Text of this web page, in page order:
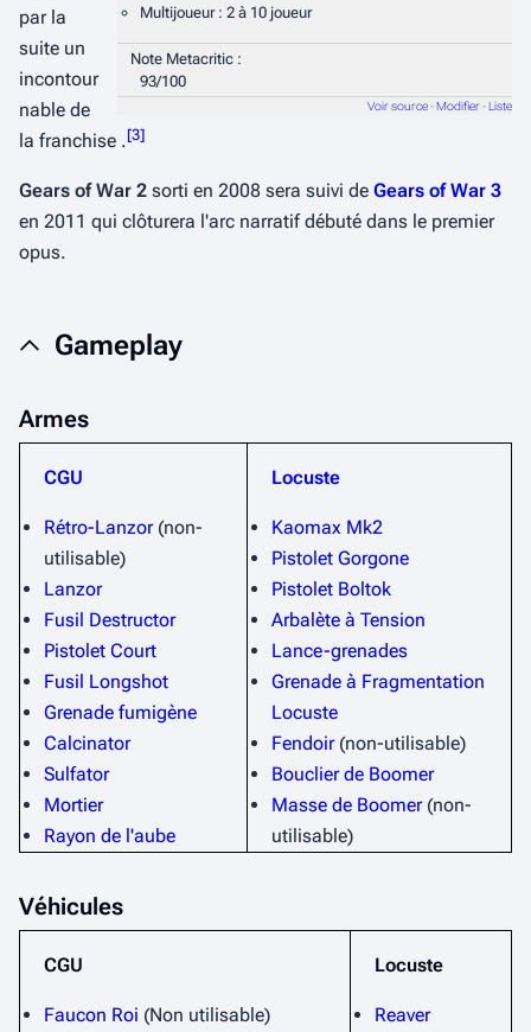
Multijoueur : 2 à 10 joueur
Note Metacritic :
93/100
Voir source-Modifier-Liste
par la
suite un
incontour
nable de
la franchise .[3]
Gears of War 2 sorti en 2008 sera suivi de Gears of War 3
en 2011 qui clôturera l'arc narratif débuté dans le premier
opus.
Gameplay
Armes
CGU
Rétro-Lanzor(non-
utilisable)
Lanzor
Fusil Destructor
Pistolet Court
Fusil Longshot
Grenade fumigène
Calcinator
Sulfator
Mortier
Rayon de l'aube
Locuste
Kaomax Mk2
Pistolet Gorgone
Pistolet Boltok
Arbalète à Tension
Lance-grenades
Grenade à Fragmentation
Locuste
Fendoir(non-utilisable)
Bouclier de Boomer
Masse de Boomer(non-
utilisable)
Véhicules
CGU
Faucon Roi (Non utilisable)
Locuste
Reaver